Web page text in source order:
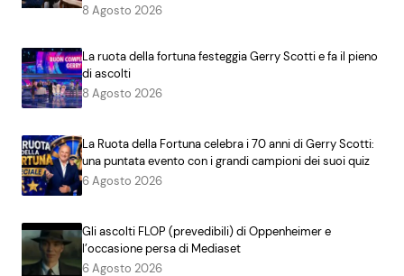
8 Agosto 2026
La ruota della fortuna festeggia Gerry Scotti e fa il pieno
di ascolti
8 Agosto 2026
La Ruota della Fortuna celebra i 70 anni di Gerry Scotti:
una puntata evento con i grandi campioni dei suoi quiz
6 Agosto 2026
Gli ascolti FLOP (prevedibili) di Oppenheimer e
l’occasione persa di Mediaset
6 Agosto 2026